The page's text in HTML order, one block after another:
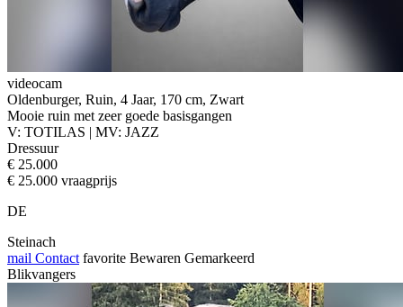
videocam
Oldenburger, Ruin, 4 Jaar, 170 cm, Zwart
Mooie ruin met zeer goede basisgangen
V: TOTILAS | MV: JAZZ
Dressuur
€ 25.000
€ 25.000 vraagprijs
DE
Steinach
mail Contact favorite Bewaren Gemarkeerd
Blikvangers